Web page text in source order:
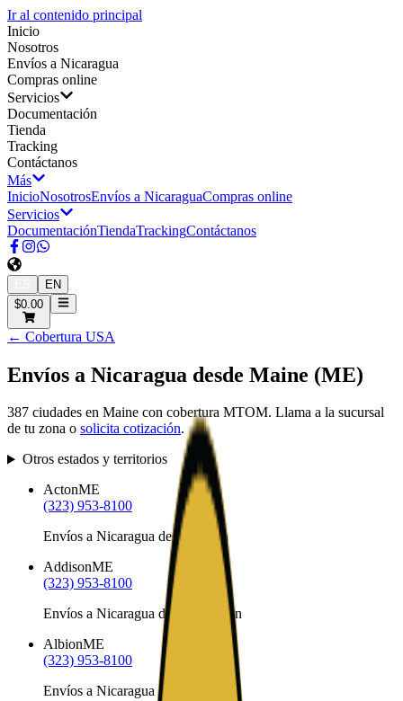
Ir al contenido principal
Inicio
Nosotros
Envíos a Nicaragua
Compras online
Servicios
Documentación
Tienda
Tracking
Contáctanos
Más
InicioNosotrosEnvíos a NicaraguaCompras online
Servicios
DocumentaciónTiendaTrackingContáctanos
EN
$0.00
← Cobertura USA
Envíos a Nicaragua desde Maine (ME)
387 ciudades en Maine con cobertura MTOM. Llama a la sucursal
de tu zona o solicita cotización.
Otros estados y territorios
ActonME
(323) 953-8100
Envíos a Nicaragua desde Acton
AddisonME
(323) 953-8100
Envíos a Nicaragua desde Addison
AlbionME
(323) 953-8100
Envíos a Nicaragua desde Albion